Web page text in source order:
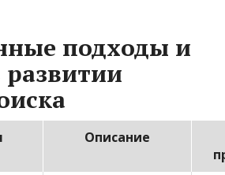
подходы и
Описание